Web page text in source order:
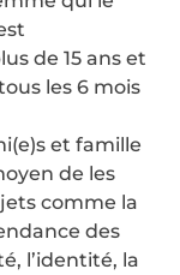
de 15 ans et
les 6 mois
et famille
de les
comme la
des
l’identité, la